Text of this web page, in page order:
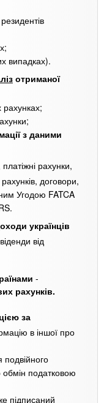
резидентів
випадках).
отриманої
рахунках;
з даними
платіжні рахунки,
договори,
Угодою FATCA
українців
від
-
рахунків.
за
в іншої про
податковою
підписаний